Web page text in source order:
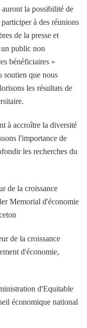
la possibilité de
à des réunions
de la presse et
un public non
bénéficiaires »
soutien que nous
les résultats de
à accroître la diversité
l'importance de
les recherches du
de la croissance
Memorial d'économie
de la croissance
d'économie,
d'Equitable
économique national